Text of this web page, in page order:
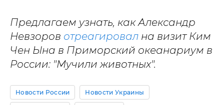
Предлагаем узнать, как Александр
Невзоров отреагировал на визит Ким
Чен Ына в Приморский океанариум в
России: "Мучили животных".
Новости России Новости Украины